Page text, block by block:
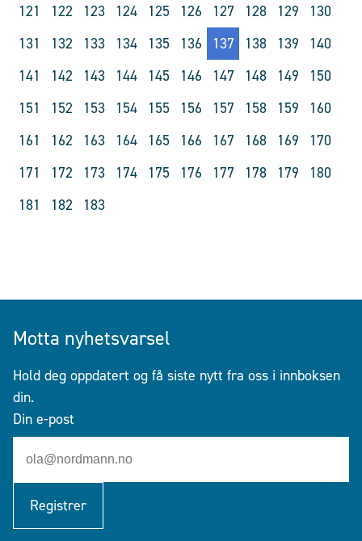
121
122 123 124 125 126 127 128 129
130
131
132 133 134 135 136 137 138 139
140
141
142 143 144 145 146 147 148 149
150
151
152 153 154 155 156 157 158 159
160
161
162 163 164 165 166 167 168 169
170
171
172 173 174 175 176 177 178 179
180
181
182 183
Motta nyhetsvarsel
Hold deg oppdatert og få siste nytt fra oss i innboksen
din.
Din e-post
Registrer